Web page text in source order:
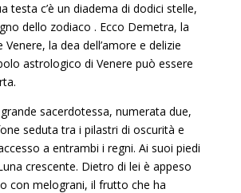
testa c’è un diadema di dodici stelle,
dello zodiaco . Ecco Demetra, la
la dea dell’amore e delizie
astrologico di Venere può essere
sacerdotessa, numerata due,
seduta tra i pilastri di oscurità e
a entrambi i regni. Ai suoi piedi
crescente. Dietro di lei è appeso
con melograni, il frutto che ha